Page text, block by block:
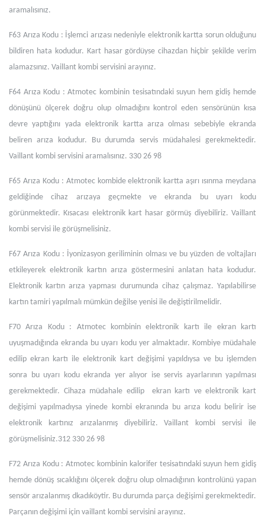
aramalısınız.
F63 Arıza Kodu : İşlemci arızası nedeniyle elektronik kartta sorun olduğunu
bildiren hata kodudur. Kart hasar gördüyse cihazdan hiçbir şekilde verim
alamazsınız. Vaillant kombi servisini arayınız.
F64 Arıza Kodu : Atmotec kombinin tesisatındaki suyun hem gidiş hemde
dönüşünü ölçerek doğru olup olmadığını kontrol eden sensörünün kısa
devre yaptığını yada elektronik kartta arıza olması sebebiyle ekranda
beliren arıza kodudur. Bu durumda servis müdahalesi gerekmektedir.
Vaillant kombi servisini aramalısınız. 330 26 98
F65 Arıza Kodu : Atmotec kombide elektronik kartta aşırı ısınma meydana
geldiğinde cihaz arızaya geçmekte ve ekranda bu uyarı kodu
görünmektedir. Kısacası elektronik kart hasar görmüş diyebiliriz. Vaillant
kombi servisi ile görüşmelisiniz.
F67 Arıza Kodu : İyonizasyon geriliminin olması ve bu yüzden de voltajları
etkileyerek elektronik kartın arıza göstermesini anlatan hata kodudur.
Elektronik kartın arıza yapması durumunda cihaz çalışmaz. Yapılabilirse
kartın tamiri yapılmalı mümkün değilse yenisi ile değiştirilmelidir.
F70 Arıza Kodu : Atmotec kombinin elektronik kartı ile ekran kartı
uyuşmadığında ekranda bu uyarı kodu yer almaktadır. Kombiye müdahale
edilip ekran kartı ile elektronik kart değişimi yapıldıysa ve bu işlemden
sonra bu uyarı kodu ekranda yer alıyor ise servis ayarlarının yapılması
gerekmektedir. Cihaza müdahale edilip ekran kartı ve elektronik kart
değişimi yapılmadıysa yinede kombi ekranında bu arıza kodu belirir ise
elektronik kartınız arızalanmış diyebiliriz. Vaillant kombi servisi ile
görüşmelisiniz.312 330 26 98
F72 Arıza Kodu : Atmotec kombinin kalorifer tesisatındaki suyun hem gidiş
hemde dönüş sıcaklığını ölçerek doğru olup olmadığının kontrolünü yapan
sensör arızalanmış dkadıköytir. Bu durumda parça değişimi gerekmektedir.
Parçanın değişimi için vaillant kombi servisini arayınız.